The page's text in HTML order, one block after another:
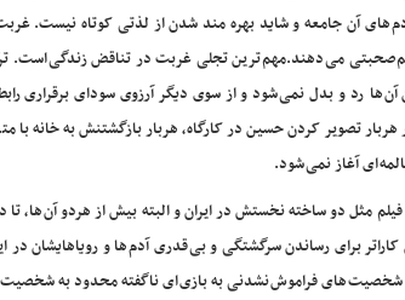
های آن جامعه و شاید بهره مند شدن از لذتی کوتاه نیست.
صحبتی می دهند.مهم ترین تجلی غربت در تناقض زندگی است.
ها رد و بدل نمی شود و از سوی دیگر آرزوی سودای برقراری
تصویر کردن حسین در کارگاه، هربار بازگشتنش به خانه
ای آغاز نمی شود.
مثل دو ساخته نخستش در ایران و البته بیش از هردو آن
برای رساندن سرگشتگی و بی قدری آدم ها و رویاهایشان
های فراموش نشدنی به بازی ای ناگفته محدود به